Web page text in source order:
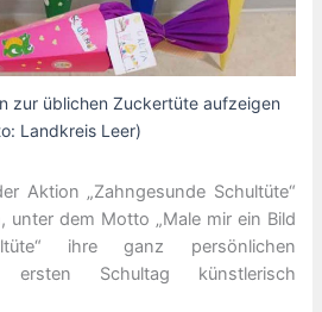
zur üblichen Zuckertüte aufzeigen
Landkreis Leer)
Aktion „Zahngesunde Schultüte“
unter dem Motto „Male mir ein Bild
ihre ganz persönlichen
ersten Schultag künstlerisch